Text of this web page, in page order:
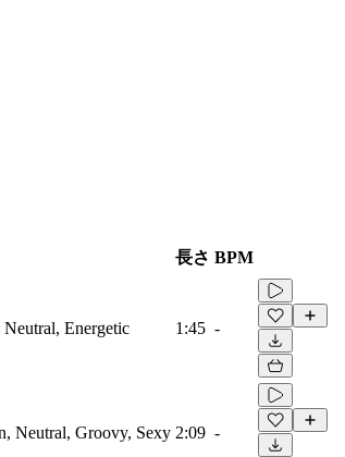
長さ BPM
Energetic 1:45 -
Neutral, Groovy, Sexy 2:09 -